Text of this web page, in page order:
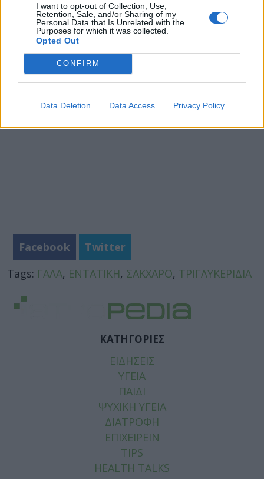
I want to opt-out of Collection, Use,
Retention, Sale, and/or Sharing of my
Personal Data that Is Unrelated with the
Purposes for which it was collected.
Opted Out
CONFIRM
Data Deletion Data Access Privacy Policy
ημέρα (συνήθως συνιστώνται 0,75
γραμμάρια πρωτεϊνών ανά κιλό σωματικού
βάρους την ημέρα).
Φωτογραφία: iStock
Facebook
Twitter
Tags: ΓΑΛΑ, ΕΝΤΑΤΙΚΗ, ΣΑΚΧΑΡΟ, ΤΡΙΓΛΥΚΕΡΙΔΙΑ
ΚΑΤΗΓΟΡΙΕΣ
ΕΙΔΗΣΕΙΣ
ΥΓΕΙΑ
ΠΑΙΔΙ
ΨΥΧΙΚΗ ΥΓΕΙΑ
ΔΙΑΤΡΟΦΗ
ΕΠΙΧΕΙΡΕΙΝ
TIPS
HEALTH TALKS